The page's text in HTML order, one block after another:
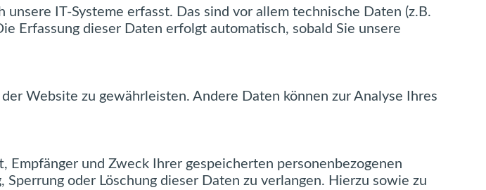
IT-Systeme erfasst. Das sind vor allem technische Daten (z.B.
Erfassung dieser Daten erfolgt automatisch, sobald Sie unsere
Website zu gewährleisten. Andere Daten können zur Analyse Ihres
und Zweck Ihrer gespeicherten personenbezogenen
oder Löschung dieser Daten zu verlangen. Hierzu sowie zu